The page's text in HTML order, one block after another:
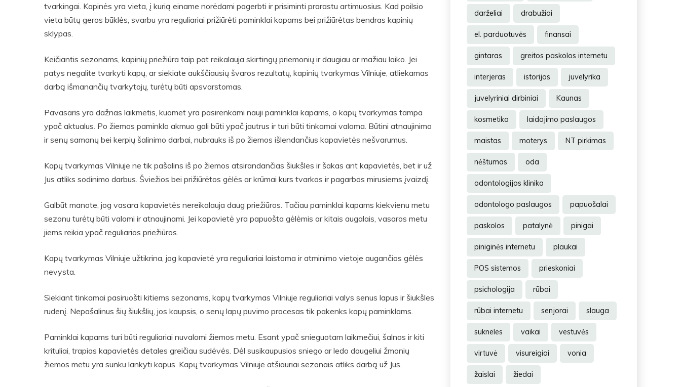
tvarkingai. Kapinės yra vieta, į kurią einame norėdami pagerbti ir prisiminti prarastu artimuosius. Kad poilsio
vieta būtų geros būklės, svarbu yra reguliariai prižiūrėti paminklai kapams bei prižiūrėtas bendras kapinių
sklypas.
Keičiantis sezonams, kapinių priežiūra taip pat reikalauja skirtingų priemonių ir daugiau ar mažiau laiko. Jei
patys negalite tvarkyti kapų, ar siekiate aukščiausių švaros rezultatų, kapinių tvarkymas Vilniuje, atliekamas
darbą išmanančių tvarkytojų, turėtų būti apsvarstomas.
Pavasaris yra dažnas laikmetis, kuomet yra pasirenkami nauji paminklai kapams, o kapų tvarkymas tampa
ypač aktualus. Po žiemos paminklo akmuo gali būti ypač jautrus ir turi būti tinkamai valoma. Būtini atnaujinimo
ir senų samanų bei kerpių šalinimo darbai, nubrauks iš po žiemos išlendančius kapavietės nešvarumus.
Kapų tvarkymas Vilniuje ne tik pašalins iš po žiemos atsirandančias šiukšles ir šakas ant kapavietės, bet ir už
Jus atliks sodinimo darbus. Šviežios bei prižiūrėtos gėlės ar krūmai kurs tvarkos ir pagarbos mirusiems įvaizdį.
Galbūt manote, jog vasara kapavietės nereikalauja daug priežiūros. Tačiau paminklai kapams kiekvienu metu
sezonu turėtų būti valomi ir atnaujinami. Jei kapavietė yra papuošta gėlėmis ar kitais augalais, vasaros metu
jiems reikia ypač reguliarios priežiūros.
Kapų tvarkymas Vilniuje užtikrina, jog kapavietė yra reguliariai laistoma ir atminimo vietoje augančios gėlės
nevysta.
Siekiant tinkamai pasiruošti kitiems sezonams, kapų tvarkymas Vilniuje reguliariai valys senus lapus ir šiukšles
rudenį. Nepašalinus šių šiukšlių, jos kaupsis, o senų lapų puvimo procesas tik pakenks kapų paminklams.
Paminklai kapams turi būti reguliariai nuvalomi žiemos metu. Esant ypač snieguotam laikmečiui, šalnos ir kiti
krituliai, trapias kapavietės detales greičiau sudėvės. Dėl susikaupusios sniego ar ledo daugeliui žmonių
žiemos metu yra sunku lankyti kapus. Kapų tvarkymas Vilniuje atšiauriai sezonais atliks darbą už Jus.
darželiai drabužiai
el. parduotuvės finansai
gintaras greitos paskolos internetu
interjeras istorijos juvelyrika
juvelyriniai dirbiniai Kaunas
kosmetika laidojimo paslaugos
maistas moterys NT pirkimas
nėštumas oda
odontologijos klinika
odontologo paslaugos papuošalai
paskolos patalynė pinigai
piniginės internetu plaukai
POS sistemos prieskoniai
psichologija rūbai
rūbai internetu senjorai slauga
sukneles vaikai vestuvės
virtuvė visureigiai vonia
žaislai žiedai